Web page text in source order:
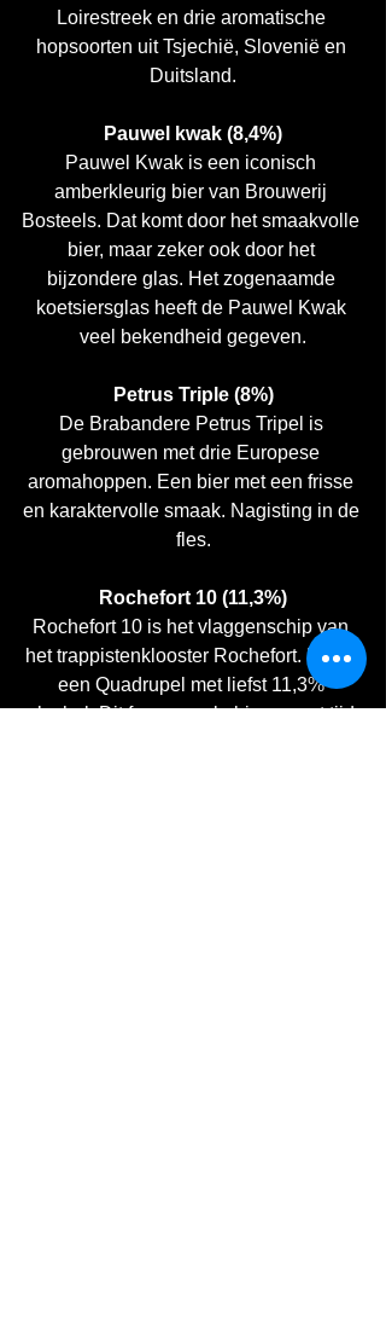
Loirestreek en drie aromatische
hopsoorten uit Tsjechië, Slovenië en
Duitsland.
Pauwel kwak (8,4%)
Pauwel Kwak is een iconisch
amberkleurig bier van Brouwerij
Bosteels. Dat komt door het smaakvolle
bier, maar zeker ook door het
bijzondere glas. Het zogenaamde
koetsiersglas heeft de Pauwel Kwak
veel bekendheid gegeven.
Petrus Triple (8%)
De Brabandere Petrus Tripel is
gebrouwen met drie Europese
aromahoppen. Een bier met een frisse
en karaktervolle smaak. Nagisting in de
fles.
Rochefort 10 (11,3%)
Rochefort 10 is het vlaggenschip van
het trappistenklooster Rochefort. Het is
een Quadrupel met liefst 11,3%
alcohol. Dit fenomenale bier vraagt tijd